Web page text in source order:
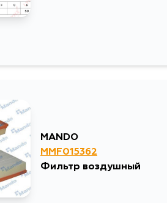
MANDO
MMF015362
Фильтр воздушный